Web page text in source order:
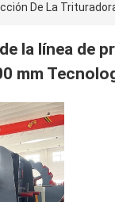
De La
la línea de
mm